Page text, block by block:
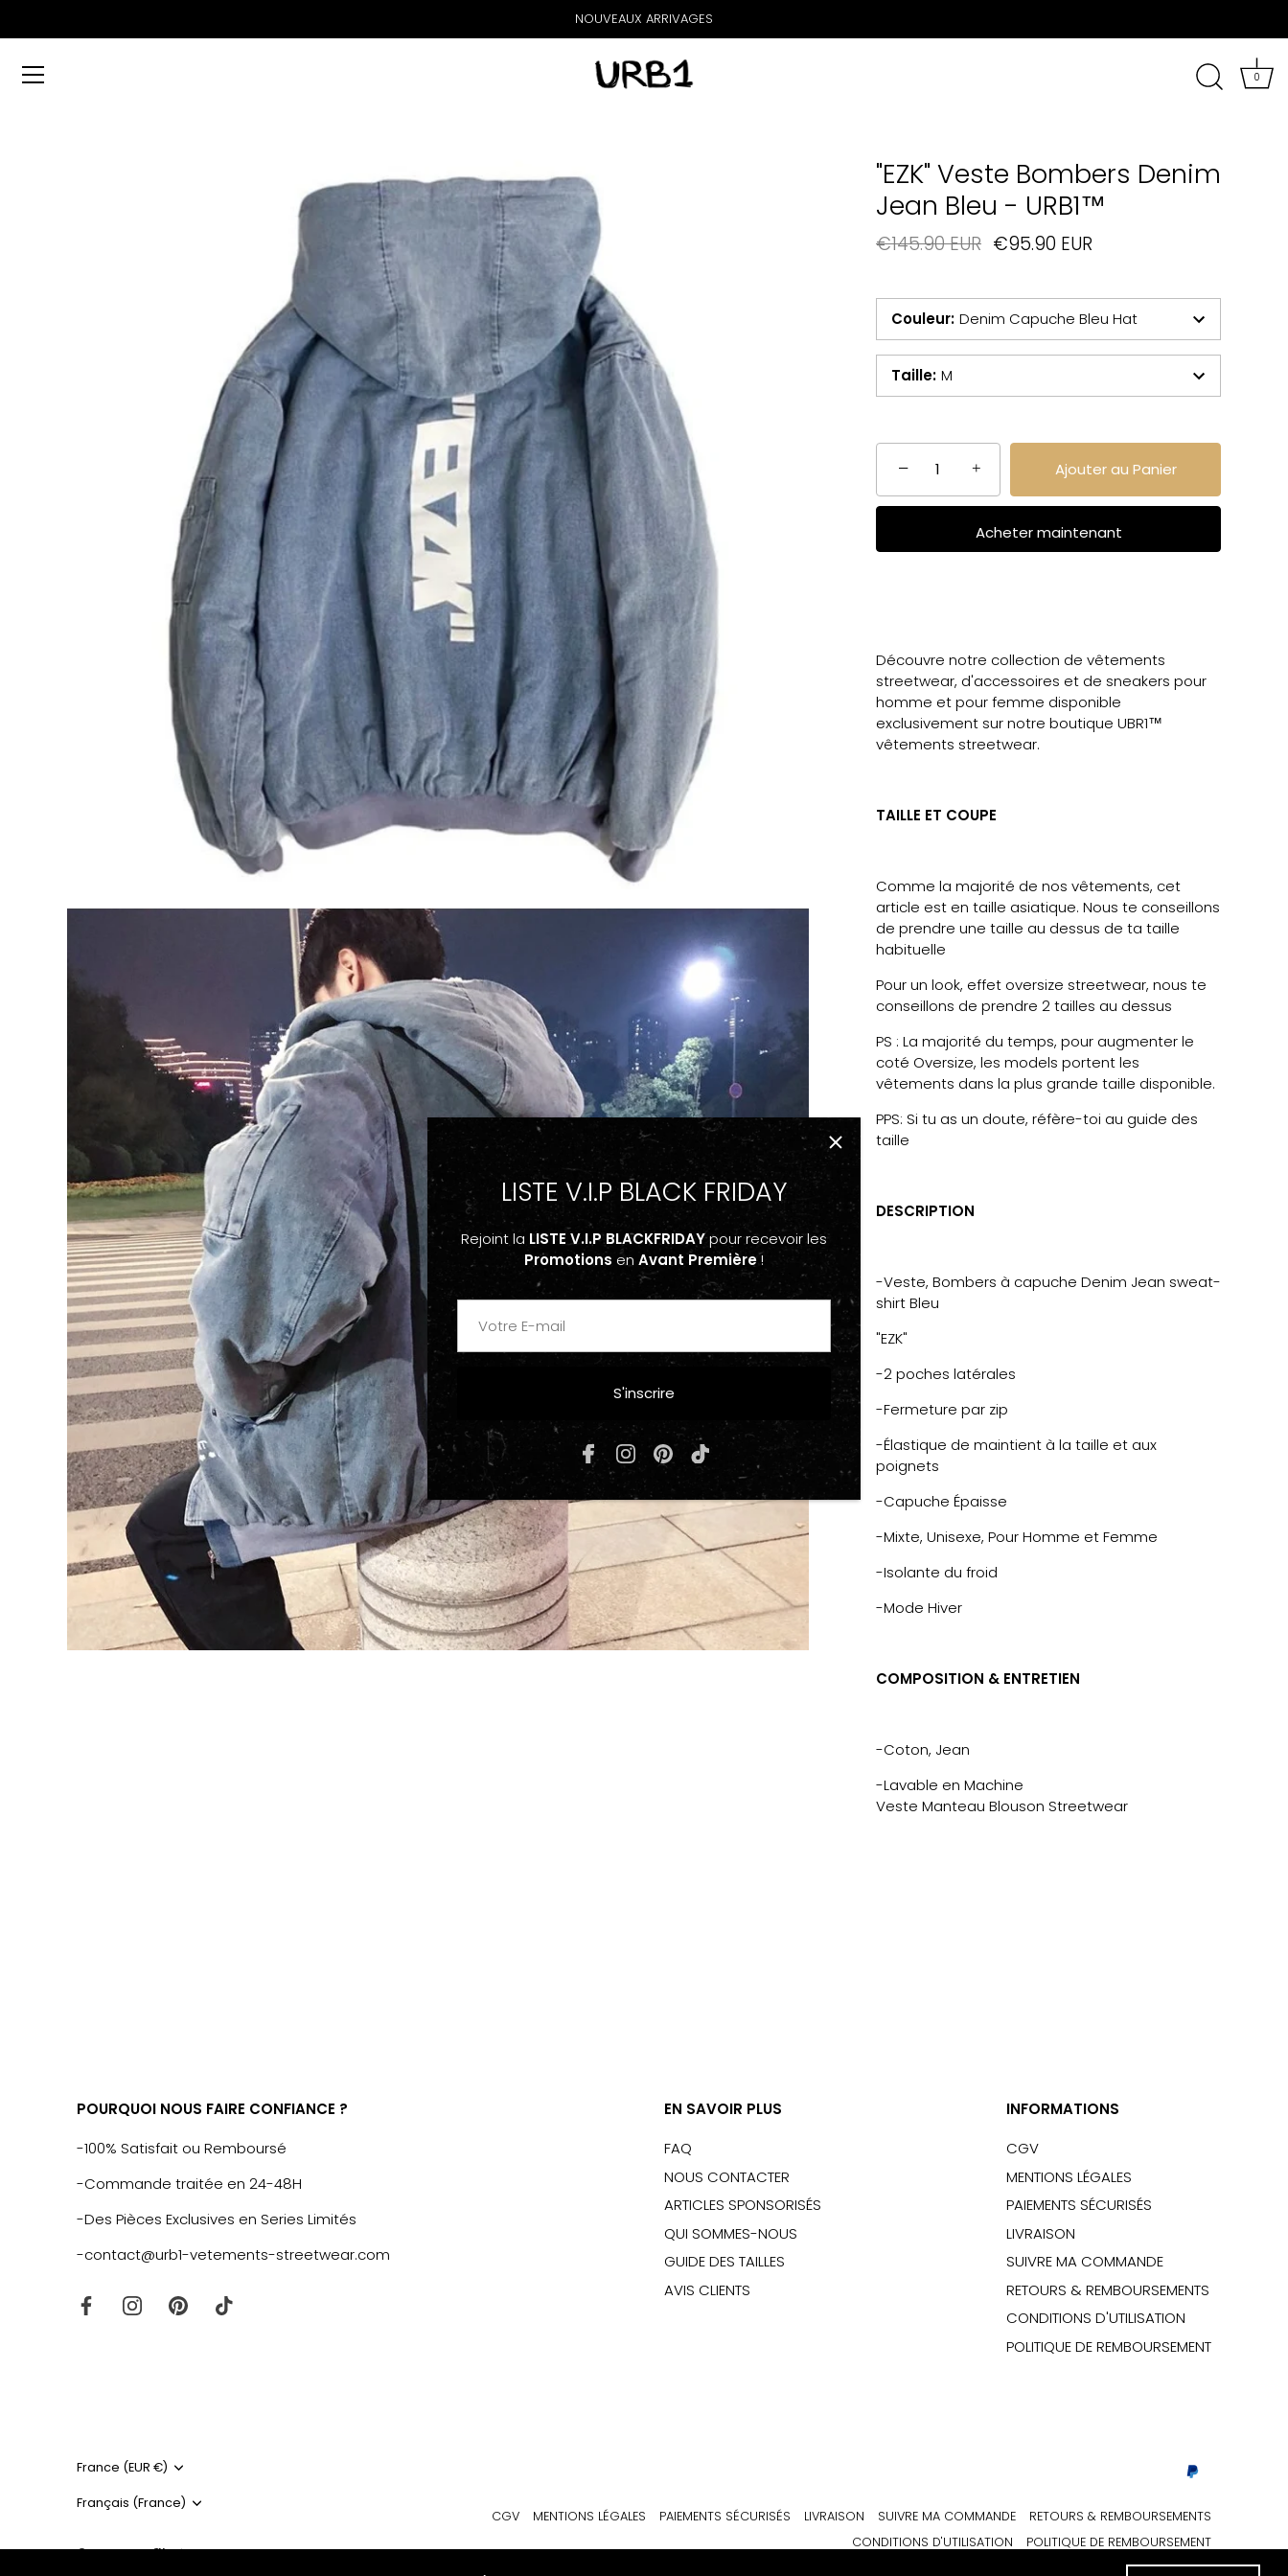
NOUVEAUX ARRIVAGES
0
"EZK" Veste Bombers Denim
Jean Bleu - URB1™
€145.90 EUR €95.90 EUR
Couleur: Denim Capuche Bleu Hat
Taille: M
− + Ajouter au Panier
Acheter maintenant
Découvre notre collection de vêtements
streetwear, d'accessoires et de sneakers pour
homme et pour femme disponible
exclusivement sur notre boutique UBR1™
vêtements streetwear.
TAILLE ET COUPE
Comme la majorité de nos vêtements, cet
article est en taille asiatique. Nous te conseillons
de prendre une taille au dessus de ta taille
habituelle
Pour un look, effet oversize streetwear, nous te
conseillons de prendre 2 tailles au dessus
PS : La majorité du temps, pour augmenter le
coté Oversize, les models portent les
vêtements dans la plus grande taille disponible.
PPS: Si tu as un doute, réfère-toi au guide des
taille
DESCRIPTION
-Veste, Bombers à capuche Denim Jean sweat-
shirt Bleu
"EZK"
-2 poches latérales
-Fermeture par zip
-Élastique de maintient à la taille et aux
poignets
-Capuche Épaisse
-Mixte, Unisexe, Pour Homme et Femme
-Isolante du froid
-Mode Hiver
COMPOSITION & ENTRETIEN
-Coton, Jean
-Lavable en Machine
Veste Manteau Blouson Streetwear
LISTE V.I.P BLACK FRIDAY
Rejoint la LISTE V.I.P BLACKFRIDAYpour recevoir les
Promotions en Avant Première!
S'inscrire
POURQUOI NOUS FAIRE CONFIANCE ?
-100% Satisfait ou Remboursé
-Commande traitée en 24-48H
-Des Pièces Exclusives en Series Limités
-contact@urb1-vetements-streetwear.com
EN SAVOIR PLUS
FAQ
NOUS CONTACTER
ARTICLES SPONSORISÉS
QUI SOMMES-NOUS
GUIDE DES TAILLES
AVIS CLIENTS
INFORMATIONS
CGV
MENTIONS LÉGALES
PAIEMENTS SÉCURISÉS
LIVRAISON
SUIVRE MA COMMANDE
RETOURS & REMBOURSEMENTS
CONDITIONS D'UTILISATION
POLITIQUE DE REMBOURSEMENT
CGV MENTIONS LÉGALES PAIEMENTS SÉCURISÉS LIVRAISON SUIVRE MA COMMANDE
RETOURS & REMBOURSEMENTS
CONDITIONS D'UTILISATION
POLITIQUE DE REMBOURSEMENT
Monnaie
France (EUR €)
Langue
Français (France)
© 2026URB1™ Vêtements Streetwear.